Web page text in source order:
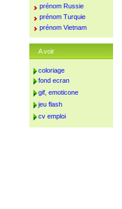
prénom Russie
prénom Turquie
prénom Vietnam
A voir
coloriage
fond ecran
gif, emoticone
jeu flash
cv emploi